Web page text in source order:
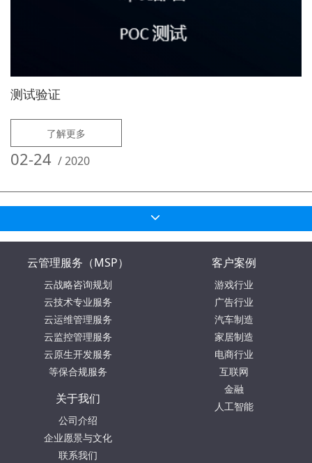
测试验证
了解更多
02-24 /2020
云管理服务（MSP）
云战略咨询规划
云技术专业服务
云运维管理服务
云监控管理服务
云原生开发服务
等保合规服务
客户案例
游戏行业
广告行业
汽车制造
家居制造
电商行业
互联网
金融
人工智能
关于我们
公司介绍
企业愿景与文化
联系我们